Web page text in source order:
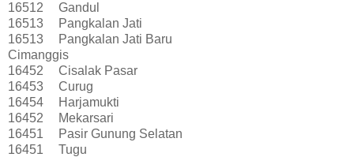
16512
Gandul
16513
Pangkalan Jati
16513
Pangkalan Jati Baru
Cimanggis
16452
Cisalak Pasar
16453
Curug
16454
Harjamukti
16452
Mekarsari
16451
Pasir Gunung Selatan
16451
Tugu